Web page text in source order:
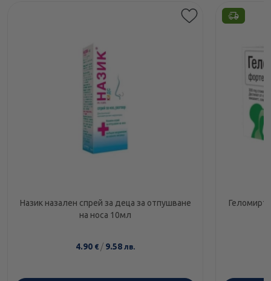
Назик назален спрей за деца за отпушване
на носа 10мл
4.90 € / 9.58 лв.